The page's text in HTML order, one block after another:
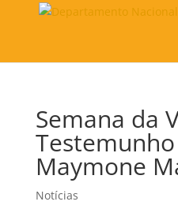
Semana da
Maymone
Notícias